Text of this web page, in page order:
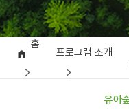
홈
프로그램 소개
유아